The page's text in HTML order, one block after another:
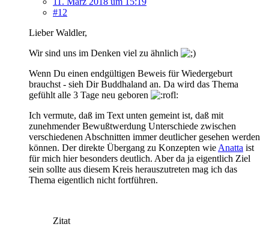
#12
Lieber Waldler,
Wir sind uns im Denken viel zu ähnlich
Wenn Du einen endgültigen Beweis für Wiedergeburt
brauchst - sieh Dir Buddhaland an. Da wird das Thema
gefühlt alle 3 Tage neu geboren
Ich vermute, daß im Text unten gemeint ist, daß mit
zunehmender Bewußtwerdung Unterschiede zwischen
verschiedenen Abschnitten immer deutlicher gesehen werden
können. Der direkte Übergang zu Konzepten wie Anatta ist
für mich hier besonders deutlich. Aber da ja eigentlich Ziel
sein sollte aus diesem Kreis herauszutreten mag ich das
Thema eigentlich nicht fortführen.
Zitat